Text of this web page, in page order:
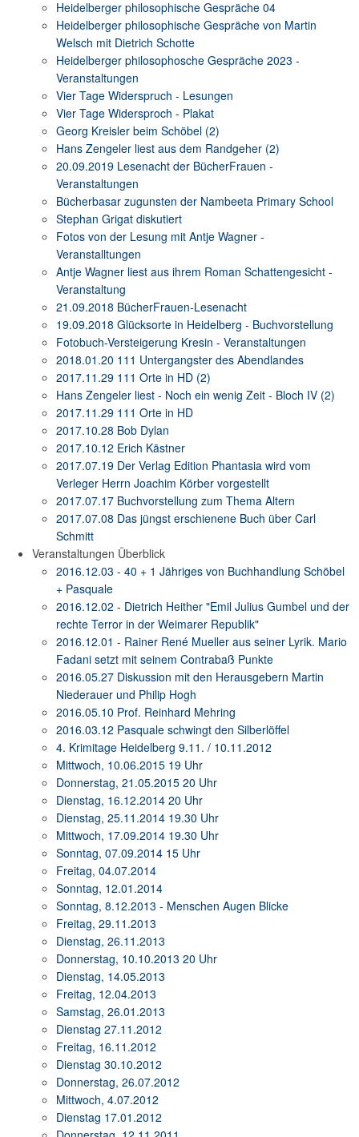
Heidelberger philosophische Gespräche 04
Heidelberger philosophische Gespräche von Martin
Welsch mit Dietrich Schotte
Heidelberger philosophosche Gespräche 2023 -
Veranstaltungen
Vier Tage Widerspruch - Lesungen
Vier Tage Widersproch - Plakat
Georg Kreisler beim Schöbel (2)
Hans Zengeler liest aus dem Randgeher (2)
20.09.2019 Lesenacht der BücherFrauen -
Veranstaltungen
Bücherbasar zugunsten der Nambeeta Primary School
Stephan Grigat diskutiert
Fotos von der Lesung mit Antje Wagner -
Veranstalltungen
Antje Wagner liest aus ihrem Roman Schattengesicht -
Veranstaltung
21.09.2018 BücherFrauen-Lesenacht
19.09.2018 Glücksorte in Heidelberg - Buchvorstellung
Fotobuch-Versteigerung Kresin - Veranstaltungen
2018.01.20 111 Untergangster des Abendlandes
2017.11.29 111 Orte in HD (2)
Hans Zengeler liest - Noch ein wenig Zeit - Bloch IV (2)
2017.11.29 111 Orte in HD
2017.10.28 Bob Dylan
2017.10.12 Erich Kästner
2017.07.19 Der Verlag Edition Phantasia wird vom
Verleger Herrn Joachim Körber vorgestellt
2017.07.17 Buchvorstellung zum Thema Altern
2017.07.08 Das jüngst erschienene Buch über Carl
Schmitt
Veranstaltungen Überblick
2016.12.03 - 40 + 1 Jähriges von Buchhandlung Schöbel
+ Pasquale
2016.12.02 - Dietrich Heither "Emil Julius Gumbel und der
rechte Terror in der Weimarer Republik"
2016.12.01 - Rainer René Mueller aus seiner Lyrik. Mario
Fadani setzt mit seinem Contrabaß Punkte
2016.05.27 Diskussion mit den Herausgebern Martin
Niederauer und Philip Hogh
2016.05.10 Prof. Reinhard Mehring
2016.03.12 Pasquale schwingt den Silberlöffel
4. Krimitage Heidelberg 9.11. / 10.11.2012
Mittwoch, 10.06.2015 19 Uhr
Donnerstag, 21.05.2015 20 Uhr
Dienstag, 16.12.2014 20 Uhr
Dienstag, 25.11.2014 19.30 Uhr
Mittwoch, 17.09.2014 19.30 Uhr
Sonntag, 07.09.2014 15 Uhr
Freitag, 04.07.2014
Sonntag, 12.01.2014
Sonntag, 8.12.2013 - Menschen Augen Blicke
Freitag, 29.11.2013
Dienstag, 26.11.2013
Donnerstag, 10.10.2013 20 Uhr
Dienstag, 14.05.2013
Freitag, 12.04.2013
Samstag, 26.01.2013
Dienstag 27.11.2012
Freitag, 16.11.2012
Dienstag 30.10.2012
Donnerstag, 26.07.2012
Mittwoch, 4.07.2012
Dienstag 17.01.2012